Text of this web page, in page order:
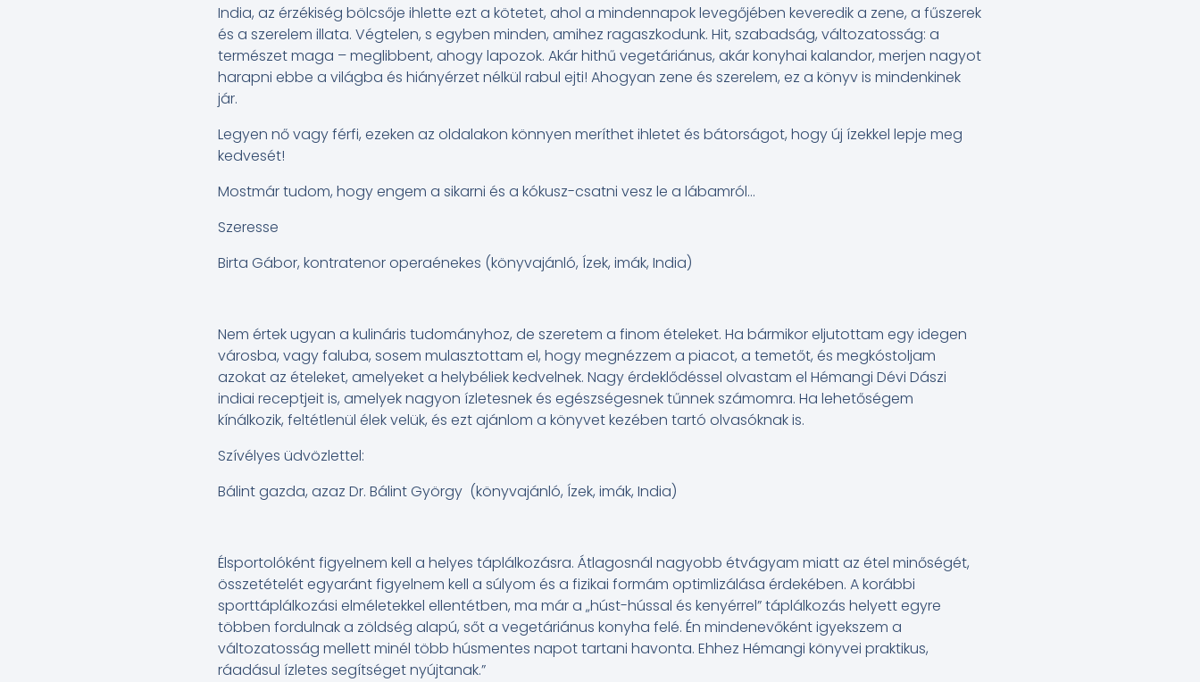
India, az érzékiség bölcsője ihlette ezt a kötetet, ahol a mindennapok levegőjében keveredik a zene, a fűszerek
és a szerelem illata. Végtelen, s egyben minden, amihez ragaszkodunk. Hit, szabadság, változatosság: a
természet maga – meglibbent, ahogy lapozok. Akár hithű vegetáriánus, akár konyhai kalandor, merjen nagyot
harapni ebbe a világba és hiányérzet nélkül rabul ejti! Ahogyan zene és szerelem, ez a könyv is mindenkinek
jár.
Legyen nő vagy férfi, ezeken az oldalakon könnyen meríthet ihletet és bátorságot, hogy új ízekkel lepje meg
kedvesét!
Mostmár tudom, hogy engem a sikarni és a kókusz-csatni vesz le a lábamról…
Szeresse
Birta Gábor, kontratenor operaénekes (könyvajánló, Ízek, imák, India)
Nem értek ugyan a kulináris tudományhoz, de szeretem a finom ételeket. Ha bármikor eljutottam egy idegen
városba, vagy faluba, sosem mulasztottam el, hogy megnézzem a piacot, a temetőt, és megkóstoljam
azokat az ételeket, amelyeket a helybéliek kedvelnek. Nagy érdeklődéssel olvastam el Hémangi Dévi Dászi
indiai receptjeit is, amelyek nagyon ízletesnek és egészségesnek tűnnek számomra. Ha lehetőségem
kínálkozik, feltétlenül élek velük, és ezt ajánlom a könyvet kezében tartó olvasóknak is.
Szívélyes üdvözlettel:
Bálint gazda, azaz Dr. Bálint György (könyvajánló, Ízek, imák, India)
Élsportolóként figyelnem kell a helyes táplálkozásra. Átlagosnál nagyobb étvágyam miatt az étel minőségét,
összetételét egyaránt figyelnem kell a súlyom és a fizikai formám optimlizálása érdekében. A korábbi
sporttáplálkozási elméletekkel ellentétben, ma már a „húst-hússal és kenyérrel” táplálkozás helyett egyre
többen fordulnak a zöldség alapú, sőt a vegetáriánus konyha felé. Én mindenevőként igyekszem a
változatosság mellett minél több húsmentes napot tartani havonta. Ehhez Hémangi könyvei praktikus,
ráadásul ízletes segítséget nyújtanak.”